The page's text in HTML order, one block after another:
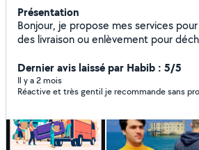
Présentation
Bonjour, je propose mes services
des livraison ou enlèvement pour
Dernier avis laissé par Habib : 5/5
Il y a 2 mois
Réactive et très gentil je recommande sans